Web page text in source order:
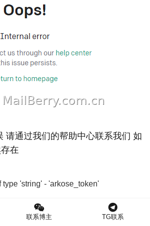
请通过我们的帮助中心联系我们 如
在
type 'string' - 'arkose_token'
的时候提示，不要慌，并不是验证码无
联系博主 TG联系